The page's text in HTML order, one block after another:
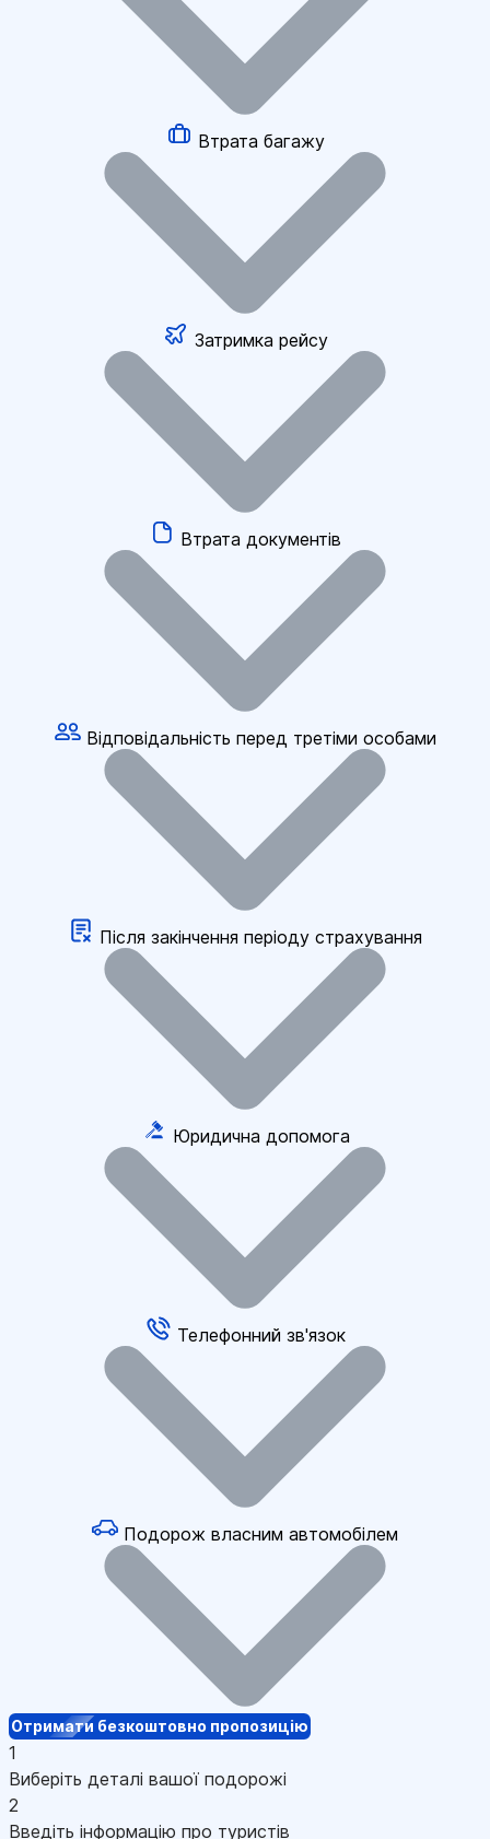
Втрата багажу
Затримка рейсу
Втрата документів
Відповідальність перед третіми особами
Після закінчення періоду страхування
Юридична допомога
Телефонний зв'язок
Подорож власним автомобілем
Отримати безкоштовно пропозицію
1
Виберіть деталі вашої подорожі
2
Введіть інформацію про туристів